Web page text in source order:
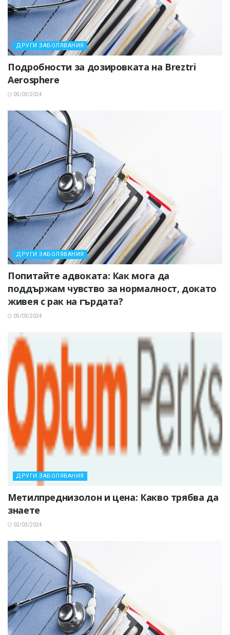
ДРУГИ ЗАБОЛЯВАНИЯ
Подробности за дозировката на Breztri
Aerosphere
05/03/2024
ДРУГИ ЗАБОЛЯВАНИЯ
Попитайте адвоката: Как мога да
поддържам чувство за нормалност, докато
живея с рак на гърдата?
05/03/2024
ДРУГИ ЗАБОЛЯВАНИЯ
Метилпреднизолон и цена: Какво трябва да
знаете
02/03/2024